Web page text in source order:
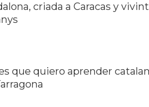
criada a Caracas y
que quiero aprender